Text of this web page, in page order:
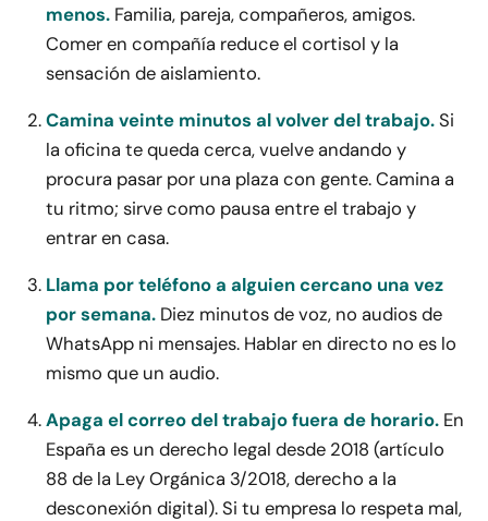
menos. Familia, pareja, compañeros, amigos.
Comer en compañía reduce el cortisol y la
sensación de aislamiento.
Camina veinte minutos al volver del trabajo.Si
la oficina te queda cerca, vuelve andando y
procura pasar por una plaza con gente. Camina a
tu ritmo; sirve como pausa entre el trabajo y
entrar en casa.
Llama por teléfono a alguien cercano una vez
por semana. Diez minutos de voz, no audios de
WhatsApp ni mensajes. Hablar en directo no es lo
mismo que un audio.
Apaga el correo del trabajo fuera de horario. En
España es un derecho legal desde 2018 (artículo
88 de la Ley Orgánica 3/2018, derecho a la
desconexión digital). Si tu empresa lo respeta mal,